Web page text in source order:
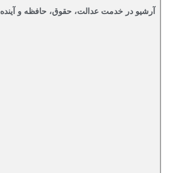
آرشیو در خدمت عدالت، حقوق، حافظه و آینده‌